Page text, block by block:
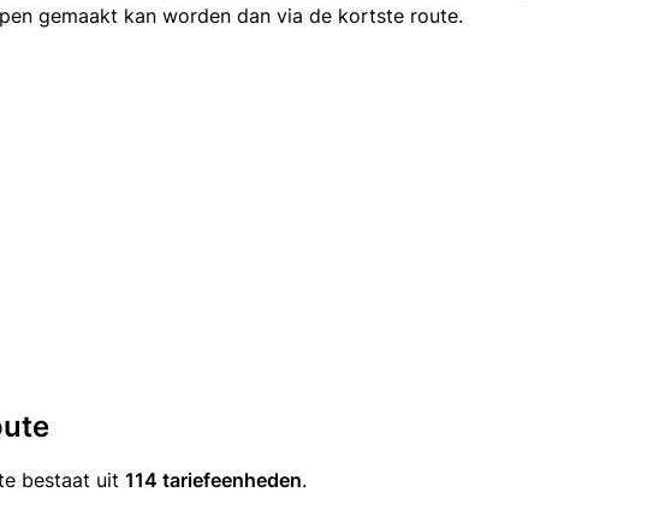
gemaakt kan worden dan via de kortste route.
bestaat uit 114 tariefeenheden.